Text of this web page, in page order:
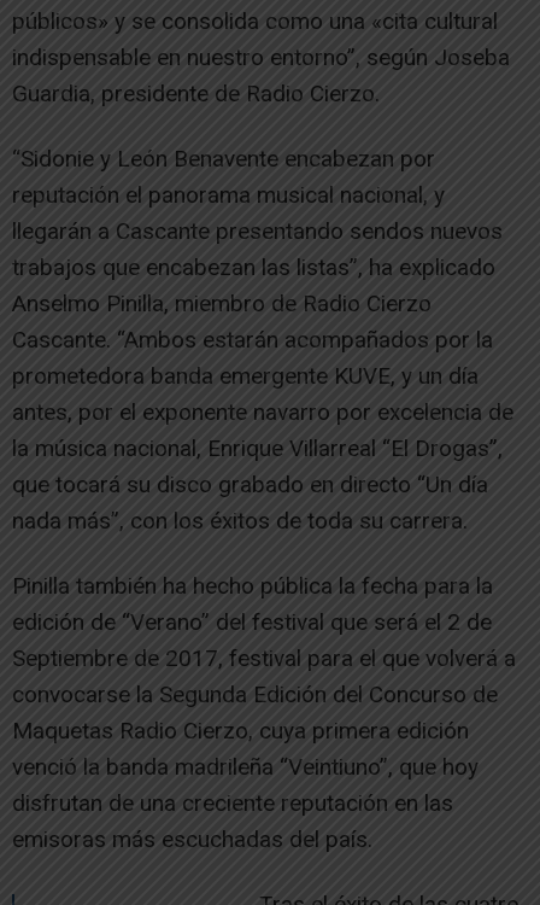
públicos» y se consolida como una «cita cultural
indispensable en nuestro entorno”, según Joseba
Guardia, presidente de Radio Cierzo.
“Sidonie y León Benavente encabezan por
reputación el panorama musical nacional, y
llegarán a Cascante presentando sendos nuevos
trabajos que encabezan las listas”, ha explicado
Anselmo Pinilla, miembro de Radio Cierzo
Cascante. “Ambos estarán acompañados por la
prometedora banda emergente KUVE, y un día
antes, por el exponente navarro por excelencia de
la música nacional, Enrique Villarreal “El Drogas”,
que tocará su disco grabado en directo “Un día
nada más”, con los éxitos de toda su carrera.
Pinilla también ha hecho pública la fecha para la
edición de “Verano” del festival que será el 2 de
Septiembre de 2017, festival para el que volverá a
convocarse la Segunda Edición del Concurso de
Maquetas Radio Cierzo, cuya primera edición
venció la banda madrileña “Veintiuno”, que hoy
disfrutan de una creciente reputación en las
emisoras más escuchadas del país.